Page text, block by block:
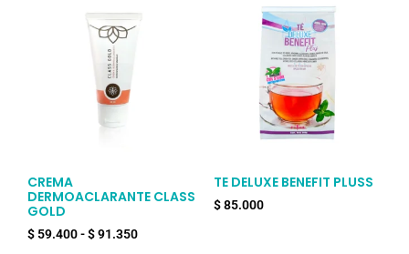
CREMA
DERMOACLARANTE CLASS
GOLD
$ 59.400-$91.350
TE DELUXE BENEFIT PLUSS
$85.000